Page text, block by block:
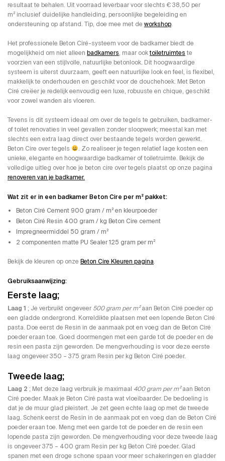
resultaat te behalen. Uit voorraad leverbaar voor slechts € 38,50 per
m² inclusief duidelijke handleiding, persoonlijke begeleiding en
ondersteuning op afstand. Tip, doe mee met de workshop.
Het professionele Beton Ciré-systeem voor de badkamer biedt de
mogelijkheid om niet alleen badkamers, maar ooktoiletruimteste
voorzien van een stijlvolle, natuurlijke betonlook. Dit hoogwaardige
systeem is uiterst duurzaam, geeft een natuurlijke look en feel, is flexibel,
makkelijk te onderhouden en geschikt voor de douchehoek. Met Beton
Ciré creëer je redelijk eenvoudig een luxe, robuuste en chique, geschikt
voor zowel wanden als vloeren.
Tevens is dit systeem ideaal om over de tegels te gebruiken, badkamer-
of toilet renovaties in veel gevallen zonder sloopwerk; meestal kan met
slechts een extra laag direct over bestaande tegels worden gewerkt.
Beton Cire over tegels
. Zo realiseer je tegen relatief lage kosten een
unieke, elegante en hoogwaardige badkamer of toiletruimte. Bekijk de
volledige uitleg over hoe je beton cire over tegels plaatst op onze pagina
renoveren van je badkamer.
Wat zit er in een badkamer Beton Cire per m² pakket:
Beton Ciré Cement 900 gram / m² en kleurpoeder
Beton Ciré Resin 400 gram / kg Beton Cire cement
Impregneermiddel 50 gram / m²
2 componenten matte PU Sealer 125 gram per m²
Bekijk de kleuren op onze Beton Cire Kleuren pagina.
Gebruiksaanwijzing:
Eerste laag;
Laag 1 ; Je verbruikt ongeveer 500 gram per m²aan Beton Ciré poeder op
een gladde ondergrond. Korreldikte plaatsen met een lopende Beton Ciré
pasta. Doe eerst de Resin in de aanmaak pot en voeg dan de Beton Ciré
poeder eraan toe. Goed doormengen met een garde tot de poeder en de
resin een pasta zijn geworden. De mengverhouding is voor deze eerste
laag ongeveer 350 – 375 gram Resin per kg Beton Ciré poeder.
Tweede laag;
Laag 2 ; Met deze laag verbruik je maximaal 400 gram per m²aan Beton
Ciré poeder. Maak je Beton Ciré pasta wat vloeibaarder. De bedoeling is
dat je de muur glad pleistert. Je zet geen echte laag op met de tweede
laag. Schenk eerst de Resin in de aanmaak pot en voeg dan de Beton Ciré
poeder eraan toe. Meng met een garde tot de poeder en de resin een
lopende pasta zijn geworden. De mengverhouding voor deze tweede laag
is ongeveer 375 – 400 gram Resin per kg Beton Ciré poeder. Glad
spanen met een droge schone spaan voor meer schakeringen en gladder